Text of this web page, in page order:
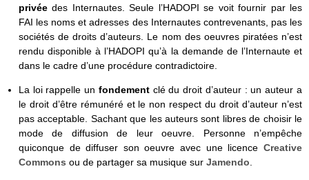
privéedes Internautes. Seule l’HADOPI se voit fournir par les
FAI les noms et adresses des Internautes contrevenants, pas les
sociétés de droits d’auteurs. Le nom des oeuvres piratées n’est
rendu disponible à l’HADOPI qu’à la demande de l’Internaute et
dans le cadre d’une procédure contradictoire.
La loi rappelle un fondement clé du droit d’auteur : un auteur a
le droit d’être rémunéré et le non respect du droit d’auteur n’est
pas acceptable. Sachant que les auteurs sont libres de choisir le
mode de diffusion de leur oeuvre. Personne n’empêche
quiconque de diffuser son oeuvre avec une licence Creative
Commons ou de partager sa musique sur Jamendo